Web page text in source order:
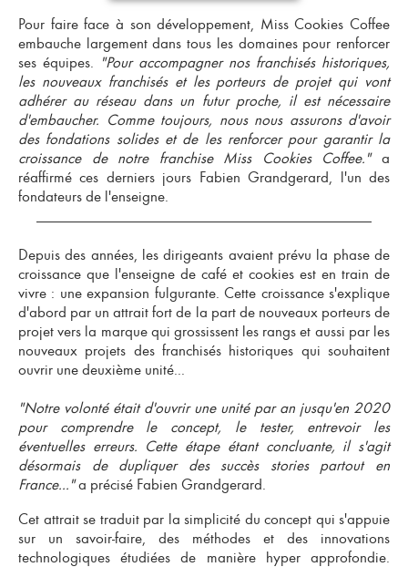
Pour faire face à son développement, Miss Cookies Coffee
embauche largement dans tous les domaines pour renforcer
ses équipes. "Pour accompagner nos franchisés historiques,
les nouveaux franchiséset les porteurs de projet qui vont
adhérer au réseau dans un futur proche, il est nécessaire
d'embaucher. Comme toujours, nous nous assurons d'avoir
des fondations solides et de les renforcer pour garantir la
croissance de notre franchise Miss Cookies Coffee." a
réaffirmé ces derniers jours Fabien Grandgerard, l'un des
fondateurs de l'enseigne.
Depuis des années, les dirigeants avaient prévu la phase de
croissance que l'enseigne de café et cookies est en train de
vivre : une expansion fulgurante. Cette croissance s'explique
d'abord par un attrait fort de la part de nouveaux porteurs de
projet vers la marque qui grossissent les rangs et aussi par les
nouveaux projets des franchisés historiques qui souhaitent
ouvrir une deuxième unité...
"Notre volonté était d'ouvrir une unité par an jusqu'en 2020
pour comprendre le concept, le tester, entrevoir les
éventuelles erreurs. Cette étape étant concluante, il s'agit
désormais de dupliquer des succès stories partout en
France..."a précisé Fabien Grandgerard.
Cet attrait se traduit par la simplicité du concept qui s'appuie
sur un savoir-faire, des méthodes et des innovations
technologiques étudiées de manière hyper approfondie.